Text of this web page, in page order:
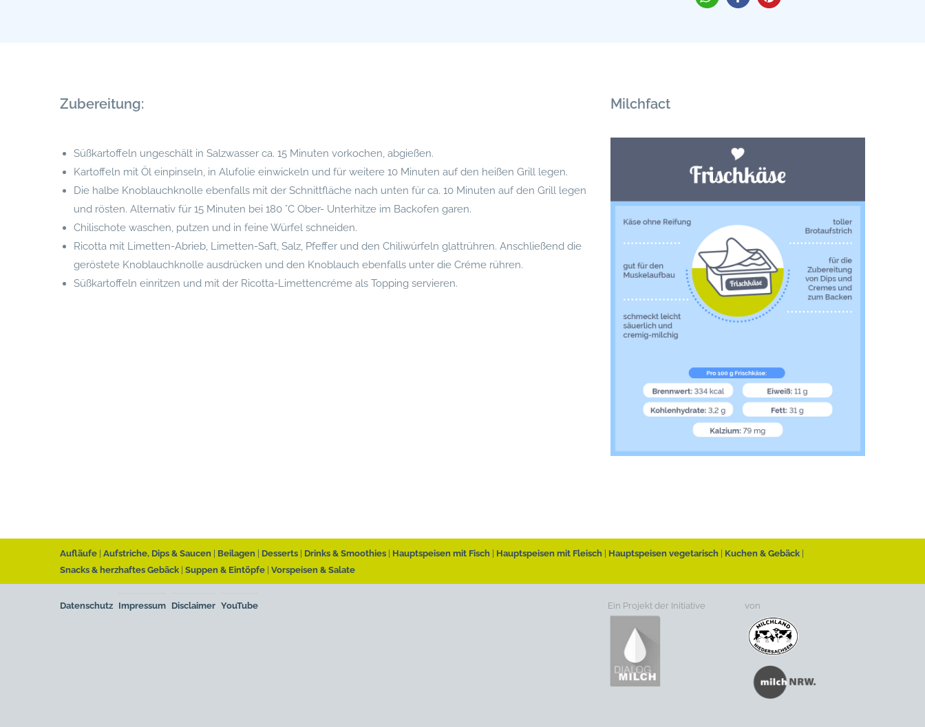
Zubereitung:
Süßkartoffeln ungeschält in Salzwasser ca. 15 Minuten vorkochen, abgießen.
Kartoffeln mit Öl einpinseln, in Alufolie einwickeln und für weitere 10 Minuten auf den heißen Grill legen.
Die halbe Knoblauchknolle ebenfalls mit der Schnittfläche nach unten für ca. 10 Minuten auf den Grill legen
und rösten. Alternativ für 15 Minuten bei 180 °C Ober- Unterhitze im Backofen garen.
Chilischote waschen, putzen und in feine Würfel schneiden.
Ricotta mit Limetten-Abrieb, Limetten-Saft, Salz, Pfeffer und den Chiliwürfeln glattrühren. Anschließend die
geröstete Knoblauchknolle ausdrücken und den Knoblauch ebenfalls unter die Créme rühren.
Süßkartoffeln einritzen und mit der Ricotta-Limettencréme als Topping servieren.
Milchfact
Aufläufe Aufstriche, Dips & Saucen Beilagen Desserts Drinks & Smoothies Hauptspeisen mit Fisch Hauptspeisen mit Fleisch Hauptspeisen vegetarisch
Kuchen & Gebäck
Snacks & herzhaftes Gebäck Suppen & Eintöpfe Vorspeisen & Salate
Datenschutz Impressum Disclaimer YouTube Ein Projekt der Initiative von